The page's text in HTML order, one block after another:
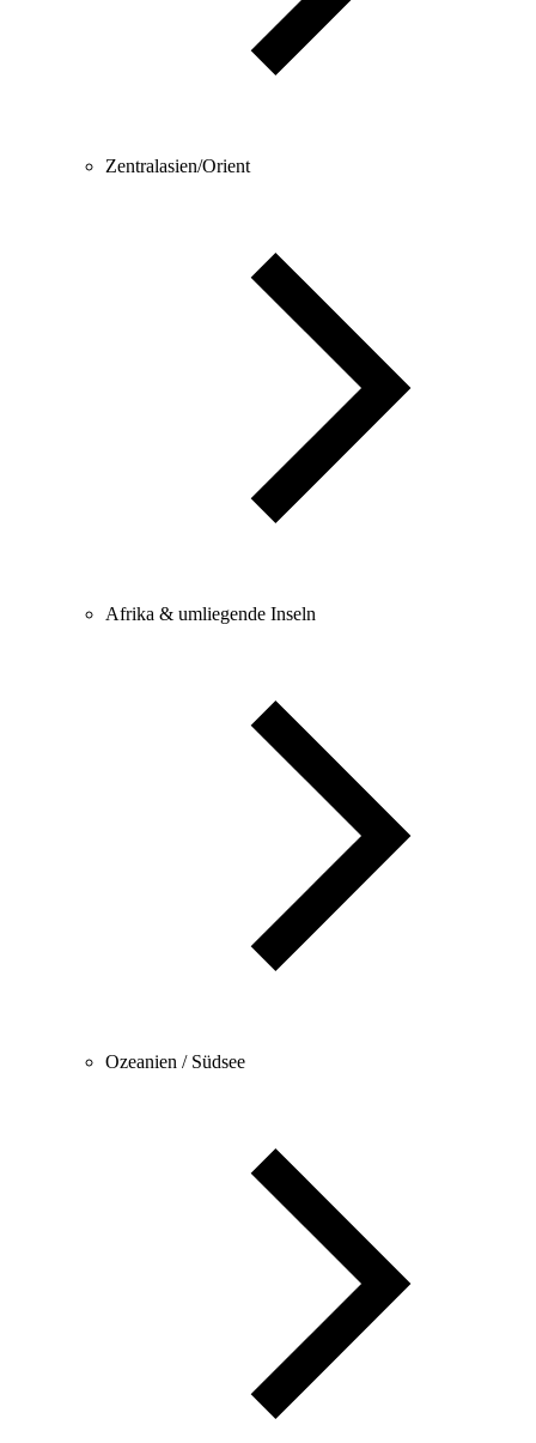
Zentralasien/Orient
Afrika & umliegende Inseln
Ozeanien / Südsee